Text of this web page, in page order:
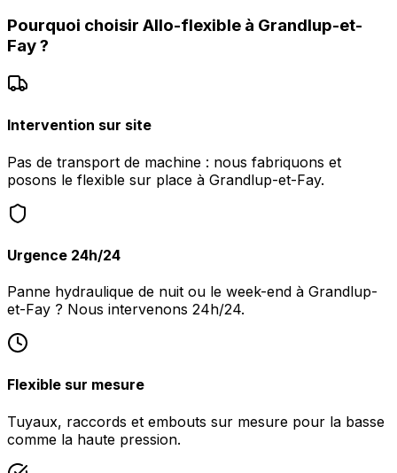
Pourquoi choisir Allo-flexible à Grandlup-et-
Fay?
Intervention sur site
Pas de transport de machine : nous fabriquons et
posons le flexible sur place à Grandlup-et-Fay.
Urgence 24h/24
Panne hydraulique de nuit ou le week-end à Grandlup-
et-Fay ? Nous intervenons 24h/24.
Flexible sur mesure
Tuyaux, raccords et embouts sur mesure pour la basse
comme la haute pression.